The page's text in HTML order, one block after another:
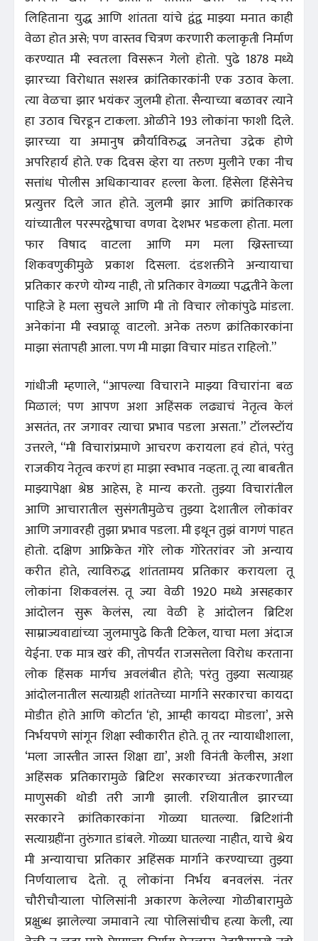
लिहिताना युद्ध आणि शांतता यांचे द्वंद्व माझ्या मनात काही
वेळा होत असे; पण वास्तव चित्रण करणारी कलाकृती निर्माण
करण्यात मी स्वतःला विसरून गेलो होतो. पुढे 1878 मध्ये
झारच्या विरोधात सशस्त्र क्रांतिकारकांनी एक उठाव केला.
त्या वेळचा झार भयंकर जुलमी होता. सैन्याच्या बळावर त्याने
हा उठाव चिरडून टाकला. ओळीने 193 लोकांना फाशी दिले.
झारच्या या अमानुष क्रौर्याविरुद्ध जनतेचा उद्रेक होणे
अपरिहार्य होते. एक दिवस व्हेरा या तरुण मुलीने एका नीच
सत्तांध पोलीस अधिकाऱ्यावर हल्ला केला. हिंसेला हिंसेनेच
प्रत्युत्तर दिले जात होते. जुलमी झार आणि क्रांतिकारक
यांच्यातील परस्परद्वेषाचा वणवा देशभर भडकला होता. मला
फार विषाद वाटला आणि मग मला ख्रिस्ताच्या
शिकवणुकीमुळे प्रकाश दिसला. दंडशक्तीने अन्यायाचा
प्रतिकार करणे योग्य नाही, तो प्रतिकार वेगळ्या पद्धतीने केला
पाहिजे हे मला सुचले आणि मी तो विचार लोकांपुढे मांडला.
अनेकांना मी स्वप्नाळू वाटलो. अनेक तरुण क्रांतिकारकांना
माझा संतापही आला. पण मी माझा विचार मांडत राहिलो.”
गांधीजी म्हणाले, “आपल्या विचाराने माझ्या विचारांना बळ
मिळालं; पण आपण अशा अहिंसक लढ्याचं नेतृत्व केलं
असतंत, तर जगावर त्याचा प्रभाव पडला असता.” टॉलस्टॉय
उत्तरले, “मी विचारांप्रमाणे आचरण करायला हवं होतं, परंतु
राजकीय नेतृत्व करणं हा माझा स्वभाव नव्हता. तू त्या बाबतीत
माझ्यापेक्षा श्रेष्ठ आहेस, हे मान्य करतो. तुझ्या विचारांतील
आणि आचारातील सुसंगतीमुळेच तुझ्या देशातील लोकांवर
आणि जगावरही तुझा प्रभाव पडला. मी इथून तुझं वागणं पाहत
होतो. दक्षिण आफ्रिकेत गोरे लोक गोरेतरांवर जो अन्याय
करीत होते, त्याविरुद्ध शांततामय प्रतिकार करायला तू
लोकांना शिकवलंस. तू ज्या वेळी 1920 मध्ये असहकार
आंदोलन सुरू केलंस, त्या वेळी हे आंदोलन ब्रिटिश
साम्राज्यवाद्यांच्या जुलमापुढे किती टिकेल, याचा मला अंदाज
येईना. एक मात्र खरं की, तोपर्यंत राजसत्तेला विरोध करताना
लोक हिंसक मार्गच अवलंबीत होते; परंतु तुझ्या सत्याग्रह
आंदोलनातील सत्याग्रही शांततेच्या मार्गाने सरकारचा कायदा
मोडीत होते आणि कोर्टात ‘हो, आम्ही कायदा मोडला’, असे
निर्भयपणे सांगून शिक्षा स्वीकारीत होते. तू तर न्यायाधीशाला,
‘मला जास्तीत जास्त शिक्षा द्या’, अशी विनंती केलीस, अशा
अहिंसक प्रतिकारामुळे ब्रिटिश सरकारच्या अंतःकरणातील
माणुसकी थोडी तरी जागी झाली. रशियातील झारच्या
सरकारने क्रांतिकारकांना गोळ्या घातल्या. ब्रिटिशांनी
सत्याग्रहींना तुरुंगात डांबले. गोळ्या घातल्या नाहीत, याचे श्रेय
मी अन्यायाचा प्रतिकार अहिंसक मार्गाने करण्याच्या तुझ्या
निर्णयालाच देतो. तू लोकांना निर्भय बनवलंस. नंतर
चौरीचौऱ्याला पोलिसांनी अकारण केलेल्या गोळीबारामुळे
प्रक्षुब्ध झालेल्या जमावाने त्या पोलिसांचीच हत्या केली, त्या